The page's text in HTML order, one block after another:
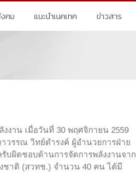
คม แนะนำเนคเทค ข่าวสาร
งาน เมื่อวันที่ 30 พฤศจิกายน 2559
วรรณ วิทย์ดำรงค์ ผู้อำนวยการฝ่าย
ผิดชอบด้านการจัดการพลังงานจาก
ชาติ (สวทช.) จำนวน 40 คน ได้มี